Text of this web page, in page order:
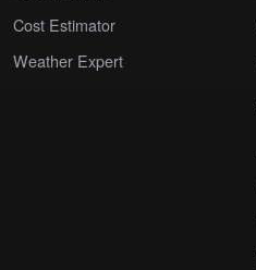
Cost Estimator
Weather Expert